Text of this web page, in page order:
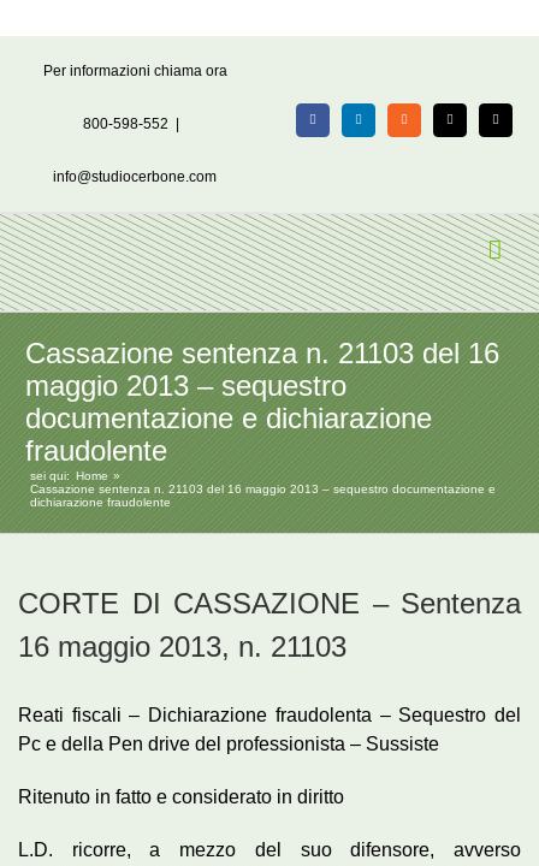
Per informazioni chiama ora
800-598-552
info@studiocerbone.com
FacebookLinkedIn Rss X Email
Cassazione sentenza n. 21103 del 16
maggio 2013 – sequestro
documentazione e dichiarazione
fraudolente
sei qui: Home
Cassazione sentenza n. 21103 del 16 maggio 2013 – sequestro documentazione e
dichiarazione fraudolente
CORTE DI CASSAZIONE – Sentenza
16 maggio 2013, n. 21103
Reati fiscali – Dichiarazione fraudolenta – Sequestro del
Pc e della Pen drive del professionista – Sussiste
Ritenuto in fatto e considerato in diritto
L.D. ricorre, a mezzo del suo difensore, avverso